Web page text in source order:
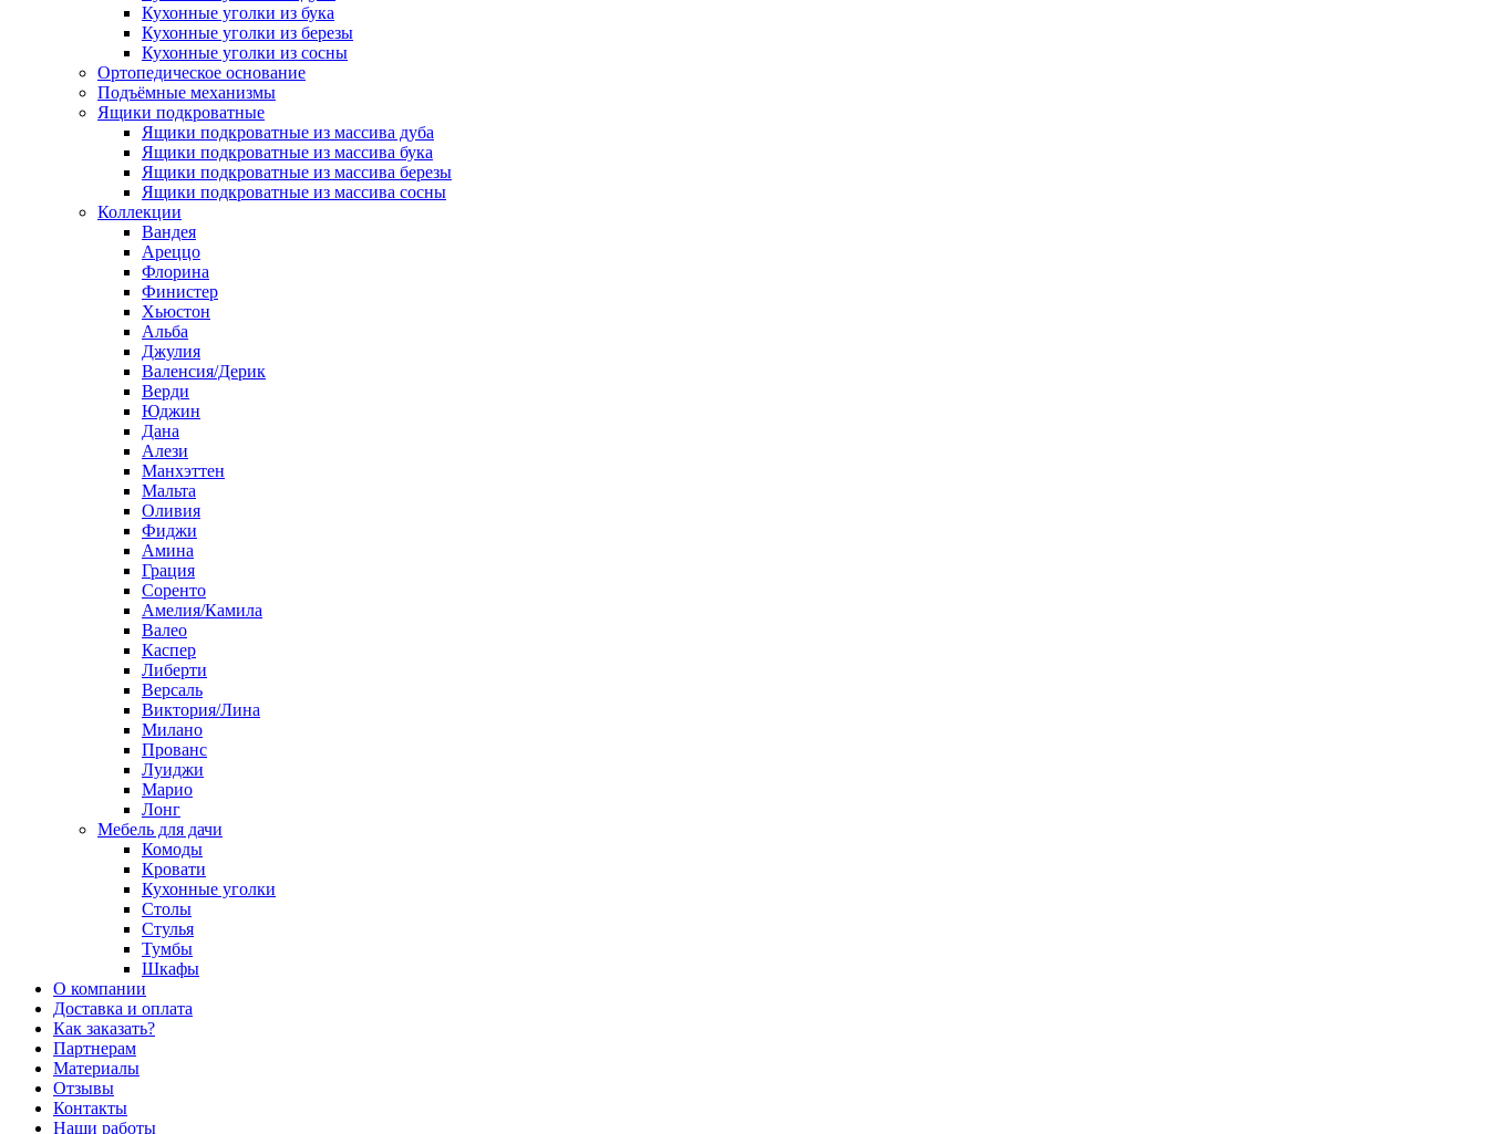
Кухонные уголки из бука
Кухонные уголки из березы
Кухонные уголки из сосны
Ортопедическое основание
Подъёмные механизмы
Ящики подкроватные
Ящики подкроватные из массива дуба
Ящики подкроватные из массива бука
Ящики подкроватные из массива березы
Ящики подкроватные из массива сосны
Коллекции
Вандея
Ареццо
Флорина
Финистер
Хьюстон
Альба
Джулия
Валенсия/Дерик
Верди
Юджин
Дана
Алези
Манхэттен
Мальта
Оливия
Фиджи
Амина
Грация
Соренто
Амелия/Камила
Валео
Каспер
Либерти
Версаль
Виктория/Лина
Милано
Прованс
Луиджи
Марио
Лонг
Мебель для дачи
Комоды
Кровати
Кухонные уголки
Столы
Стулья
Тумбы
Шкафы
О компании
Доставка и оплата
Как заказать?
Партнерам
Материалы
Отзывы
Контакты
Наши работы